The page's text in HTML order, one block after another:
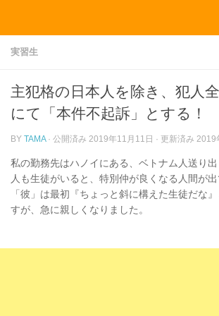
実習生
主犯格の日本人を除き、犯人
にて「本件不起訴」とする！
BY TAMA · 公開済み 2019年11月11日 · 更新済み 2019
私の勤務先はハノイにある、ベトナム人送り
人も生徒がいると、特別仲が良くなる人間が出
「彼」は最初『ちょっと斜に構えた生徒だな
すが、急に親しくなりました。